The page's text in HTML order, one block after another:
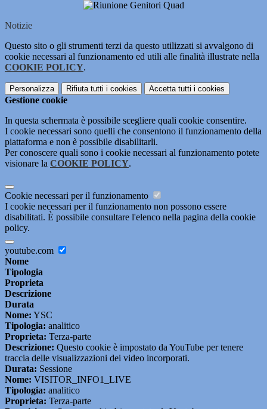
Notizie
Questo sito o gli strumenti terzi da questo utilizzati si avvalgono di
cookie necessari al funzionamento ed utili alle finalità illustrate nella
COOKIE POLICY.
Personalizza Rifiuta tutti i cookies Accetta tutti i cookies
Gestione cookie
In questa schermata è possibile scegliere quali cookie consentire.
I cookie necessari sono quelli che consentono il funzionamento della
piattaforma e non è possibile disabilitarli.
Per conoscere quali sono i cookie necessari al funzionamento potete
visionare la COOKIE POLICY.
Cookie necessari per il funzionamento
I cookie necessari per il funzionamento non possono essere
disabilitati. È possibile consultare l'elenco nella pagina della cookie
policy.
youtube.com
Nome
Tipologia
Proprieta
Descrizione
Durata
Nome: YSC
Tipologia: analitico
Proprieta: Terza-parte
Descrizione: Questo cookie è impostato da YouTube per tenere
traccia delle visualizzazioni dei video incorporati.
Durata: Sessione
Nome: VISITOR_INFO1_LIVE
Tipologia: analitico
Proprieta: Terza-parte